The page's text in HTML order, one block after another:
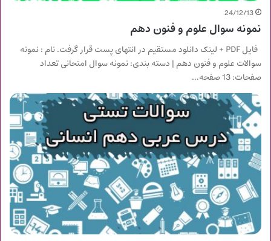
24/12/13
نمونه سوال علوم و فنون دهم
فایل PDF + لینک دانلود مستقیم در انتهای پست قرار گرفت. نام : نمونه
سوالات علوم و فنون دهم | دسته بندی: نمونه سوال امتحانی تعداد
صفحات: 13 صفحه…